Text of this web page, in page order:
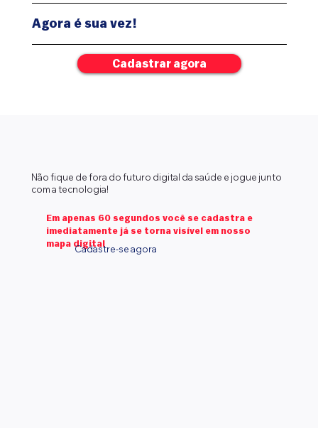
Agora é sua vez!
Cadastrar agora
Não fique de fora do futuro digital da saúde e jogue junto
com a tecnologia!
Em apenas 60 segundos você se cadastra e
imediatamente já se torna visível em nosso
mapa digitalCadastre-se agora